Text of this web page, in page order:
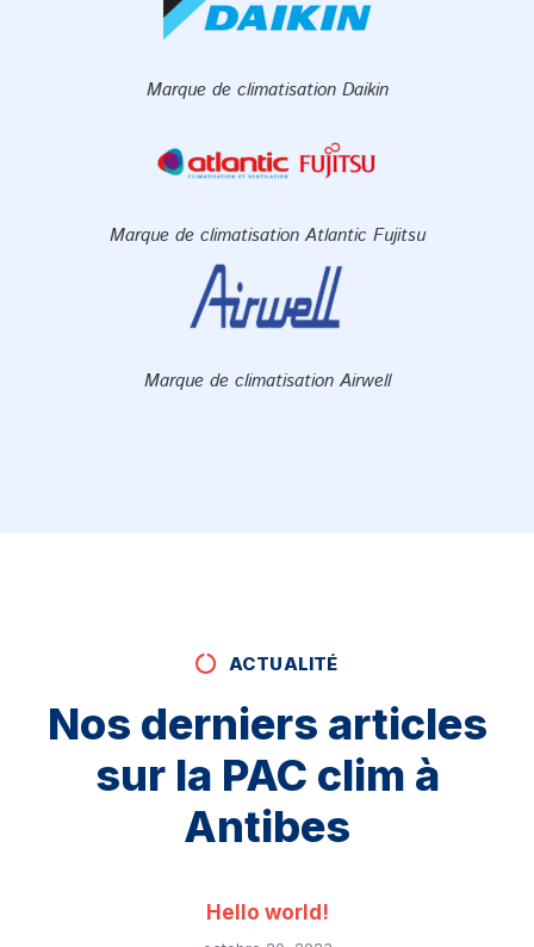
Marque de climatisation Daikin
Marque de climatisation Atlantic Fujitsu
Marque de climatisation Airwell
ACTUALITÉ
Nos derniers articles
sur la PAC clim à
Antibes
Hello world!